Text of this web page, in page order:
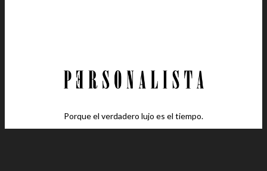
Porque el verdadero lujo es el tiempo.